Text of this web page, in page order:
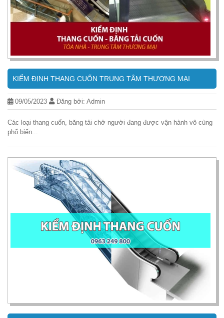
KIỂM ĐỊNH THANG CUỐN TRUNG TÂM THƯƠNG MẠI
09/05/2023 Đăng bởi: Admin
Các loại thang cuốn, băng tải chở người đang được vận hành vô cùng
phổ biến...